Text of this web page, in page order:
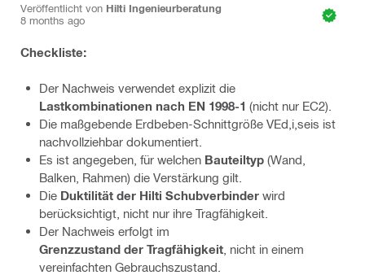
Veröffentlicht von Hilti Ingenieurberatung
8 months ago
Checkliste:
Der Nachweis verwendet explizit die
Lastkombinationen nach EN 1998-1 (nicht nur EC2).
Die maßgebende Erdbeben-Schnittgröße VEd,i,seis ist
nachvollziehbar dokumentiert.
Es ist angegeben, für welchen Bauteiltyp (Wand,
Balken, Rahmen) die Verstärkung gilt.
Die Duktilität der Hilti Schubverbinder wird
berücksichtigt, nicht nur ihre Tragfähigkeit.
Der Nachweis erfolgt im
Grenzzustand der Tragfähigkeit , nicht in einem
vereinfachten Gebrauchszustand.